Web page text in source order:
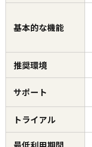
基本的な機能
推奨環境
サポート
トライアル